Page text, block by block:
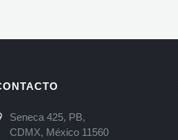
Seneca 425, PB,
CDMX, México 11560